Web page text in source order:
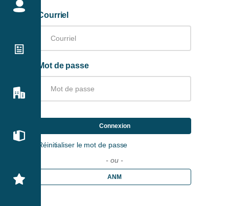
Courriel
Mot de passe
Connexion
Réinitialiser le mot de passe
- ou -
ANM